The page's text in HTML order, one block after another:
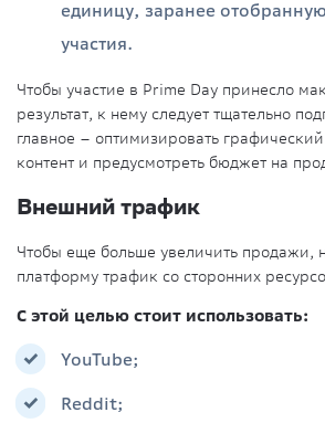
единицу, заранее
участия.
Чтобы участие в Prime Day принесло
результат, к нему следует тщательно
главное – оптимизировать
контент и предусмотреть бюджет на
Внешний трафик
Чтобы еще больше увеличить продажи,
платформу трафик со сторонних
С этой целью стоит использовать:
YouTube;
Reddit;